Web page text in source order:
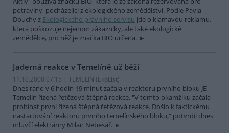
potraviny, pocházející z ekologického zemědělství. Podle Pavla
Douchy z Ekologického právního servisu jde o klamavou reklamu,
která poškozuje nejenom zákazníky, ale také ekologické
zemědělce, pro něž je značka BIO určena.
Jaderná reakce v Temelíně už běží
11.10.2000 07:15 | TEMELÍN (EkoList)
Dnes ráno v 6 hodin 19 minut začala v reaktoru prvního bloku JE
Temelín řízená řetězová štěpná reakce. "V tomto okamžiku začala
probíhat první řízená štěpná řetězová reakce. Došlo k faktickému
nastartování reaktoru prvního temelínského bloku," potvrdil dnes
mluvčí elektrárny Milan Nebesář.